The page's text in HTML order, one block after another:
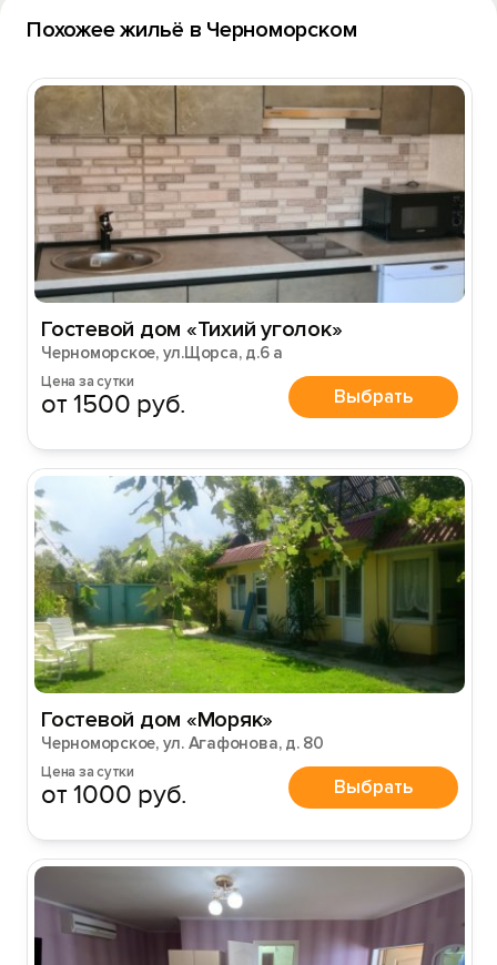
Похожее жильё в Черноморском
Гостевой дом «Тихий уголок»
Черноморское, ул.Щорса, д.6 а
Цена за сутки
от 1500 руб. Выбрать
Гостевой дом «Моряк»
Черноморское, ул. Агафонова, д. 80
Цена за сутки
от 1000 руб. Выбрать